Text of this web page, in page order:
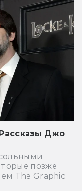
Джо
позже
The Graphic